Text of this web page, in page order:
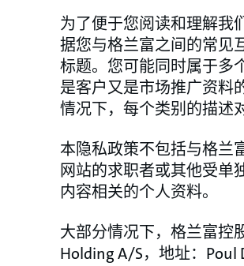
为了便于您阅读和理解我
据您与格兰富之间的常见
标题。您可能同时属于多
是客户又是市场推广资料
情况下，每个类别的描述
本隐私政策不包括与格兰
网站的求职者或其他受单
内容相关的个人资料。
大部分情况下，格兰富控
Holding A/S，地址：Poul